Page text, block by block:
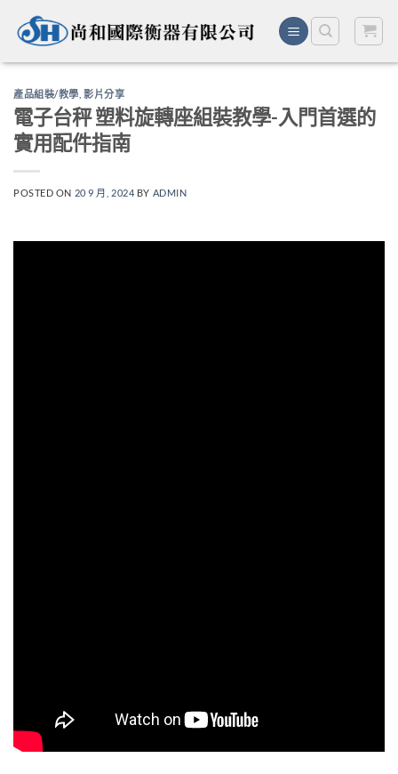
產品組裝/教學 ,影片分享
電子台秤 塑料旋轉座組裝教學-入門首選的
實用配件指南
POSTED ON 20 9 月, 2024 BY ADMIN